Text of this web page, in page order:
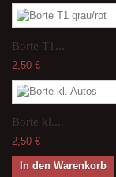
Borte T1...
2,50 €
Borte kl....
2,50 €
In den Warenkorb